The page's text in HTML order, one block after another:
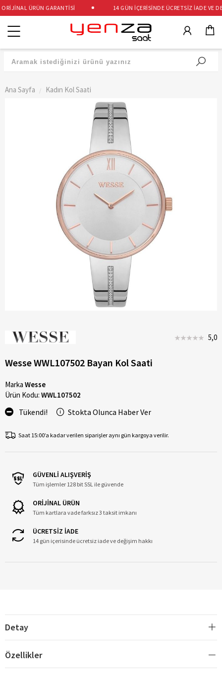
ÜRÜN GARANTİSİ 14 GÜN İÇERİSİNDE ÜCRETSİZ İADE VE
Kategoriler
Ana Sayfa Kadın Kol Saati
5,0
Wesse WWL107502 Bayan Kol Saati
Marka Wesse
Ürün Kodu: WWL107502
Tükendi! Stokta Olunca Haber Ver
Saat 15:00’a kadar verilen siparişler aynı gün kargoya verilir.
GÜVENLİ ALIŞVERİŞ
Tüm işlemler 128 bit SSL ile güvende
ORİJİNAL ÜRÜN
Tüm kartlara vade farksız 3 taksit imkanı
ÜCRETSİZ İADE
14 gün içerisinde ücretsiz iade ve değişim hakkı
Detay
Özellikler